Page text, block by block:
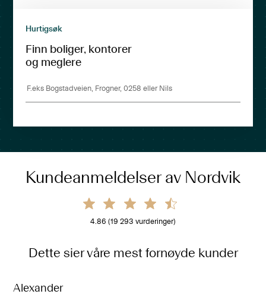
Hurtigsøk
Finn boliger, kontorer
og meglere
Kundeanmeldelser av Nordvik
4.86 (19 293 vurderinger)
Dette sier våre mest fornøyde kunder
Alexander